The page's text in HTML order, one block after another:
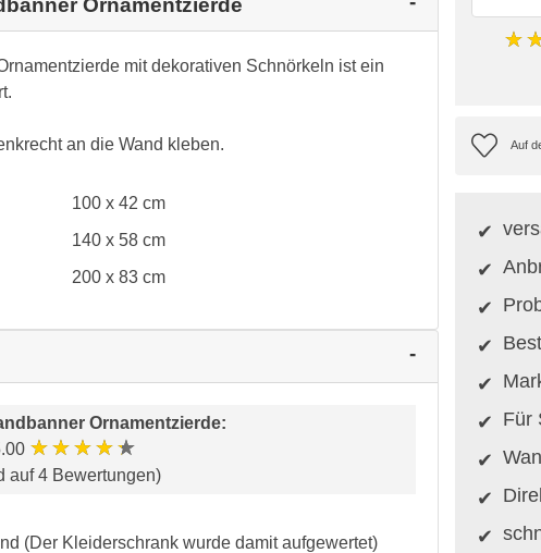
Ornamentzierde
mit dekorativen Schnörkeln ist ein
an die Wand kleben.
100 x 42 cm
140 x 58 cm
200 x 83 cm
Ornamentzierde:
★★★★★
auf 4 Bewertungen)
(Der Kleiderschrank wurde damit aufgewertet)
Für